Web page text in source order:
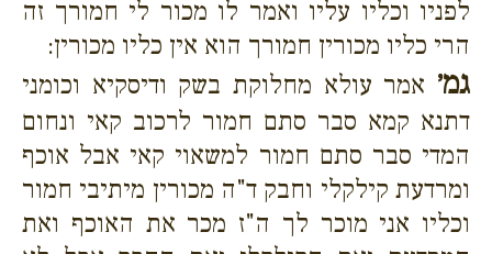
לפניו וכליו עליו ואמר לו מכור לי חמורך זה
הרי כליו מכורין חמורך הוא אין כליו מכורין:
גמ׳ אמר עולא מחלוקת בשק ודיסקיא וכומני
דתנא קמא סבר סתם חמור לרכוב קאי ונחום
המדי סבר סתם חמור למשאוי קאי אבל אוכף
ומרדעת קילקלי וחבק ד"ה מכורין מיתיבי חמור
וכליו אני מוכר לך ה"ז מכר את האוכף ואת